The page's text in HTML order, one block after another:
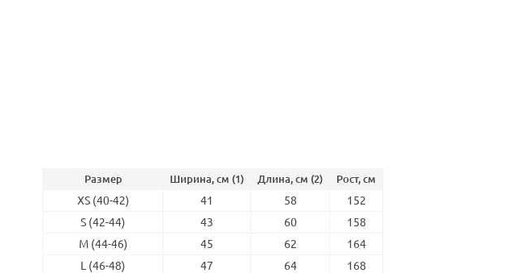
Размер Ширина, см (1) Длина, см (2) Рост, см
XS (40-42) 41 58
152
S (42-44)
43 60
158
M (44-46)
45 62
164
L (46-48)
47 64
168